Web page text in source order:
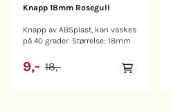
Knapp 18mm Rosegull
Knapp av ABSplast, kan vaskes
på 40 grader. Størrelse: 18mm
9,- 18,-